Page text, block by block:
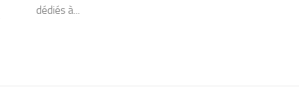
dédiés à...